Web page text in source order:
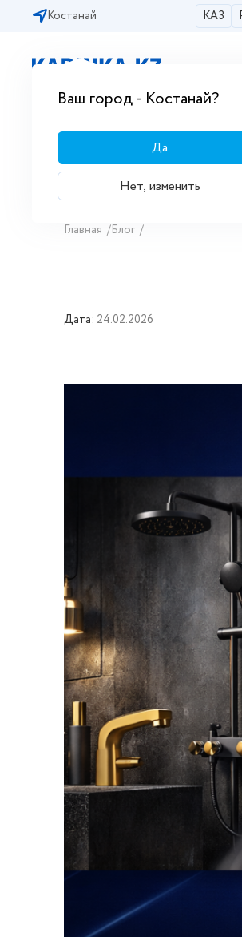
Костанай КАЗ
Ваш город - Костанай?
Да
Нет, изменить
Бесплатная доставка по городам РК
Сантехника Душевые
Главная /Блог /
Дата: 24.02.2026